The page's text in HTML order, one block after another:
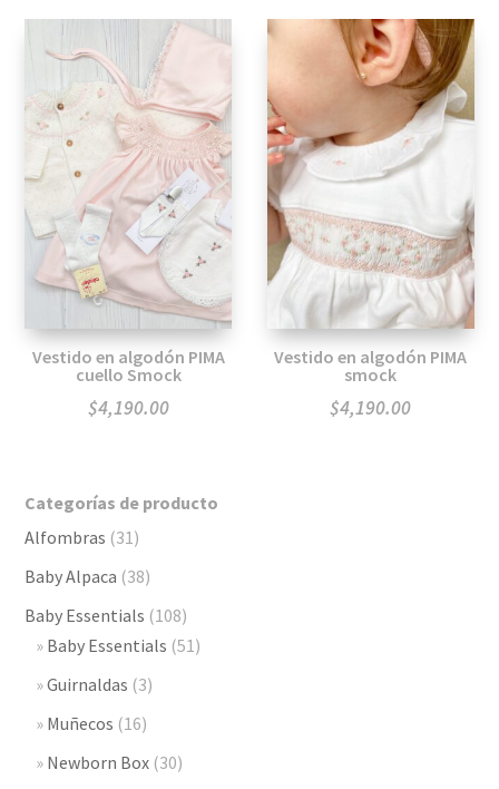
Vestido en algodón PIMA
cuello Smock
$4,190.00
Vestido en algodón PIMA
smock
$4,190.00
Categorías de producto
Alfombras (31)
Baby Alpaca (38)
Baby Essentials (108)
Baby Essentials (51)
Guirnaldas (3)
Muñecos (16)
Newborn Box (30)